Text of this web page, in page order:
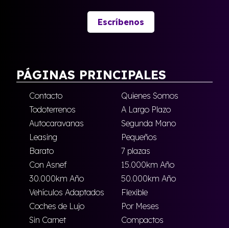
Escríbenos
PÁGINAS PRINCIPALES
Contacto
Quienes Somos
Todoterrenos
A Largo Plazo
Autocaravanas
Segunda Mano
Leasing
Pequeños
Barato
7 plazas
Con Asnef
15.000km Año
30.000km Año
50.000km Año
Vehículos Adaptados
Flexible
Coches de Lujo
Por Meses
Sin Carnet
Compactos